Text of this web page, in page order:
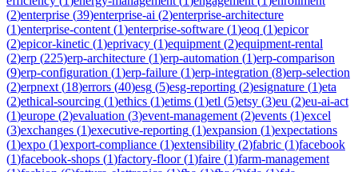
(2)enterprise (39)enterprise-ai (2)enterprise-architecture
(1)enterprise-content (1)enterprise-software (1)eoq (1)epicor
(2)epicor-kinetic (1)eprivacy (1)equipment (2)equipment-rental
(2)erp (225)erp-architecture (1)erp-automation (1)erp-comparison
(9)erp-configuration (1)erp-failure (1)erp-integration (8)erp-selection
(2)erpnext (18)errors (40)esg (5)esg-reporting (2)esignature (1)eta
(2)ethical-sourcing (1)ethics (1)etims (1)etl (5)etsy (3)eu (2)eu-ai-act
(1)europe (2)evaluation (3)event-management (2)events (1)excel
(3)exchanges (1)executive-reporting (1)expansion (1)expectations
(1)expo (1)export-compliance (1)extensibility (2)fabric (1)facebook
(1)facebook-shops (1)factory-floor(1)faire (1)farm-management